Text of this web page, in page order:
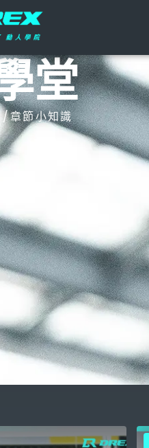
堂
/章節小知識